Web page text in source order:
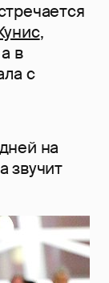
,
в
с
на
звучит